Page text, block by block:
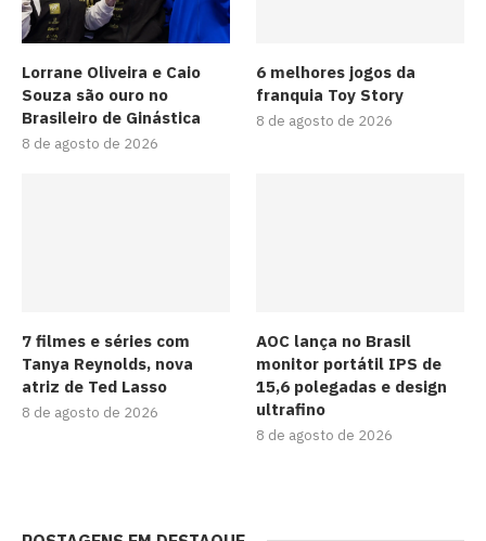
Lorrane Oliveira e Caio
Souza são ouro no
Brasileiro de Ginástica
8 de agosto de 2026
6 melhores jogos da
franquia Toy Story
8 de agosto de 2026
7 filmes e séries com
Tanya Reynolds, nova
atriz de Ted Lasso
8 de agosto de 2026
AOC lança no Brasil
monitor portátil IPS de
15,6 polegadas e design
ultrafino
8 de agosto de 2026